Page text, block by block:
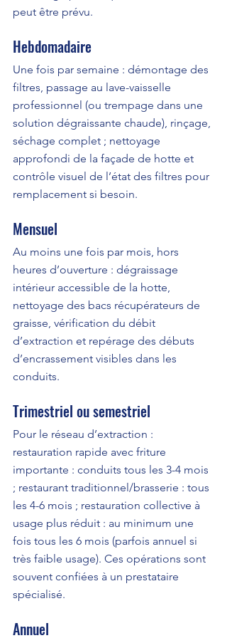
peut être prévu.
Hebdomadaire
Une fois par semaine : démontage des
filtres, passage au lave-vaisselle
professionnel (ou trempage dans une
solution dégraissante chaude), rinçage,
séchage complet ; nettoyage
approfondi de la façade de hotte et
contrôle visuel de l’état des filtres pour
remplacement si besoin.
Mensuel
Au moins une fois par mois, hors
heures d’ouverture : dégraissage
intérieur accessible de la hotte,
nettoyage des bacs récupérateurs de
graisse, vérification du débit
d’extraction et repérage des débuts
d’encrassement visibles dans les
conduits.
Trimestriel ou semestriel
Pour le réseau d’extraction :
restauration rapide avec friture
importante : conduits tous les 3-4 mois
; restaurant traditionnel/brasserie : tous
les 4-6 mois ; restauration collective à
usage plus réduit : au minimum une
fois tous les 6 mois (parfois annuel si
très faible usage). Ces opérations sont
souvent confiées à un prestataire
spécialisé.
Annuel